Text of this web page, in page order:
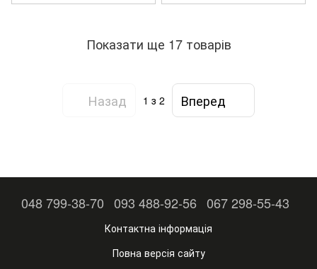
Показати ще 17 товарів
Назад 1 з 2 Вперед
048 799-38-70 093 488-92-56 067 298-55-43
Контактна інформація
Повна версія сайту